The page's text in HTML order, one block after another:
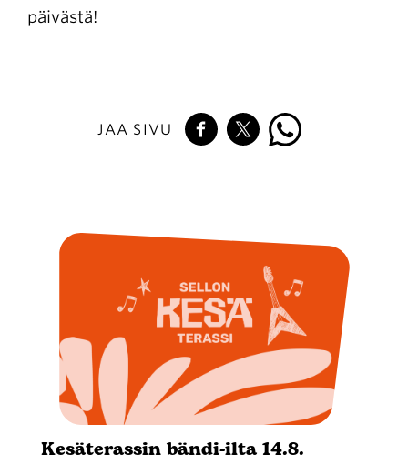
päivästä!
JAA SIVU
Kesäterassin bändi-ilta 14.8.